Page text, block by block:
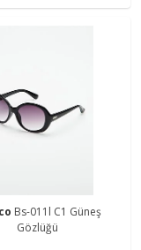
Bs-011l C1 Güneş
Gözlüğü